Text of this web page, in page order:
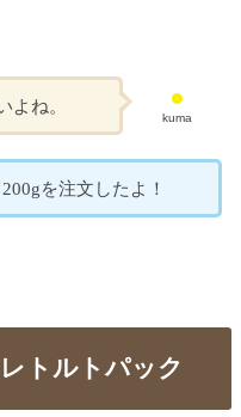
kuma
よね。
を注文したよ！
トルトパック